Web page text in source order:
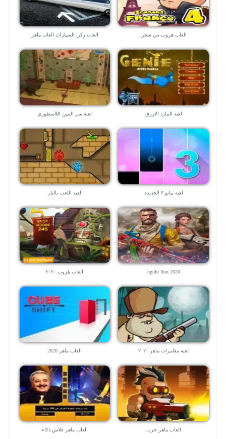
العاب هروب من سجن العاب ركن السيارات العاب ماهر
لعبة المارد الازرق لعبة سر التنين اللأسطوري
لعبة بيانو ٣ الجديدة لعبة اللعب بالنار
hguhf lhin 2020 العاب هروب ٢٠٢٠
لعبة مغامرات ماهر ٢٠٢٠ العاب ماهر 2020
العاب ماهر حرب العاب ماهر فلاش ذكاء